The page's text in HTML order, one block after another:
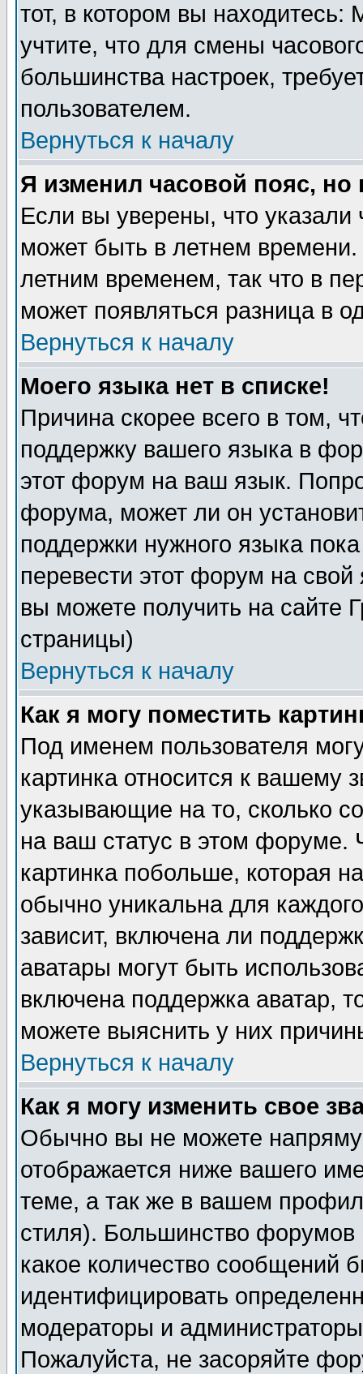
тот, в котором вы
учтите, что для смены
большинства настроек,
пользователем.
Вернуться к началу
Я изменил часовой пояс,
Если вы уверены, что указали
может быть в летнем
летним временем, так что в
может появляться разница в
Вернуться к началу
Моего языка нет в списке!
Причина скорее всего в том,
поддержку вашего языка в
этот форум на ваш язык.
форума, может ли он
поддержки нужного языка
перевести этот форум на
вы можете получить на сайте
страницы)
Вернуться к началу
Как я могу поместить
Под именем пользователя
картинка относится к вашему
указывающие на то, сколько
на ваш статус в этом форуме.
картинка побольше, которая
обычно уникальна для
зависит, включена ли
аватары могут быть
включена поддержка аватар,
можете выяснить у них
Вернуться к началу
Как я могу изменить свое
Обычно вы не можете
отображается ниже вашего
теме, а так же в вашем
стиля). Большинство форумов
какое количество сообщений
идентифицировать
модераторы и
Пожалуйста, не засоряйте